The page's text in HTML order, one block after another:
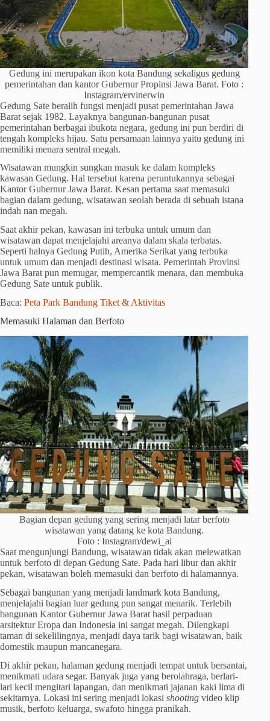
Gedung ini merupakan ikon kota Bandung sekaligus gedung
pemerintahan dan kantor Gubernur Propinsi Jawa Barat. Foto :
Instagram/ervinerwin
Gedung Sate beralih fungsi menjadi pusat pemerintahan Jawa
Barat sejak 1982. Layaknya bangunan-bangunan pusat
pemerintahan berbagai ibukota negara, gedung ini pun berdiri di
tengah kompleks hijau. Satu persamaan lainnya yaitu gedung ini
memiliki menara sentral megah.
Wisatawan mungkin sungkan masuk ke dalam kompleks
kawasan Gedung. Hal tersebut karena peruntukannya sebagai
Kantor Gubernur Jawa Barat. Kesan pertama saat memasuki
bagian dalam gedung, wisatawan seolah berada di sebuah istana
indah nan megah.
Saat akhir pekan, kawasan ini terbuka untuk umum dan
wisatawan dapat menjelajahi areanya dalam skala terbatas.
Seperti halnya Gedung Putih, Amerika Serikat yang terbuka
untuk umum dan menjadi destinasi wisata. Pemerintah Provinsi
Jawa Barat pun memugar, mempercantik menara, dan membuka
Gedung Sate untuk publik.
Baca: Peta Park Bandung Tiket & Aktivitas
Memasuki Halaman dan Berfoto
Bagian depan gedung yang sering menjadi latar berfoto
wisatawan yang datang ke kota Bandung.
Foto : Instagram/dewi_ai
Saat mengunjungi Bandung, wisatawan tidak akan melewatkan
untuk berfoto di depan Gedung Sate. Pada hari libur dan akhir
pekan, wisatawan boleh memasuki dan berfoto di halamannya.
Sebagai bangunan yang menjadi landmark kota Bandung,
menjelajahi bagian luar gedung pun sangat menarik. Terlebih
bangunan Kantor Gubernur Jawa Barat hasil perpaduan
arsitektur Eropa dan Indonesia ini sangat megah. Dilengkapi
taman di sekelilingnya, menjadi daya tarik bagi wisatawan, baik
domestik maupun mancanegara.
Di akhir pekan, halaman gedung menjadi tempat untuk bersantai,
menikmati udara segar. Banyak juga yang berolahraga, berlari-
lari kecil mengitari lapangan, dan menikmati jajanan kaki lima di
sekitarnya. Lokasi ini sering menjadi lokasi shooting video klip
musik, berfoto keluarga, swafoto hingga pranikah.